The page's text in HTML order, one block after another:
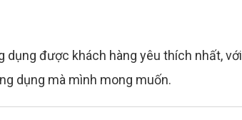
dụng được khách hàng yêu thích nhất, với
dụng mà mình mong muốn.